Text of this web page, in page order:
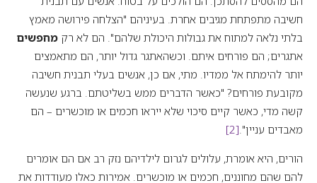
חשיבה מתפתחת מגיבים אחרת. בעיניהם "הצלחה פירושה מאמץ
בלתי נלאה למתוח את גבולות היכולת שלהם". הם לא רק מחפשים
אתגרים; הם פורחים איתם. וכשהאתגר גדול יותר, הם מתאמצים
יותר להימתח אל ממדיו. מתי, אם כן, אנשים בעלי תבנית חשיבה
מקובעת פורחים? "כאשר הדברים ממש בשליטתם. ברגע שנעשה
קשה מדי, כאשר קיים סיכוי שלא ייראו חכמים או מוכשרים – הם
מאבדים עניין". [2]
הורים, היא אומרת, עלולים לגרום לילדיהם נזק רב אם הם אומרים
להם שהם מחוננים, חכמים או מוכשרים. אמירות כאלו מעודדות את